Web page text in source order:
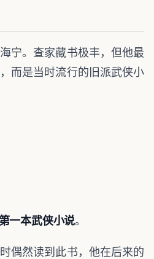
宁。查家藏书极丰，但他最
而是当时流行的旧派武侠小
一本武侠小说。
偶然读到此书，他在后来的